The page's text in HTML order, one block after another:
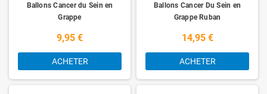
Ballons Cancer du Sein en
Grappe
9,95 €
ACHETER
Ballons Cancer Du Sein en
Grappe Ruban
14,95 €
ACHETER